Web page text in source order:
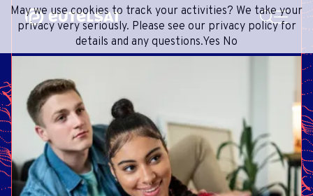
Content
Menu
Footer
SERVICIOS SATELITALES
RED DE SATÉLITES
GRUPO
INVERSORES
MEDIOS
ADVANCE PORTAL
ONEWEB LEO PARTNER PORTAL
ENGLISH
PORTUGUESE
SPANISH
BUSCAR
May we use cookies to track your activities? We take your
privacy very seriously. Please see our privacy policy for
details and any questions.Yes No